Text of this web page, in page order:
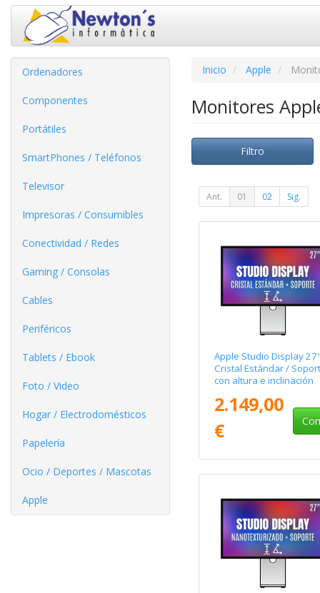
Ordenadores
Componentes
Portátiles
SmartPhones / Teléfonos
Televisor
Impresoras / Consumibles
Conectividad / Redes
Gaming / Consolas
Cables
Periféricos
Tablets / Ebook
Foto / Video
Hogar / Electrodomésticos
Papelería
Ocio / Deportes / Mascotas
Apple
Inicio Apple
Monitores
Filtro
Ant. 01 02 Sig.
Apple Studio Display
Cristal Estándar /
con altura e inclinación
2.149,00
€